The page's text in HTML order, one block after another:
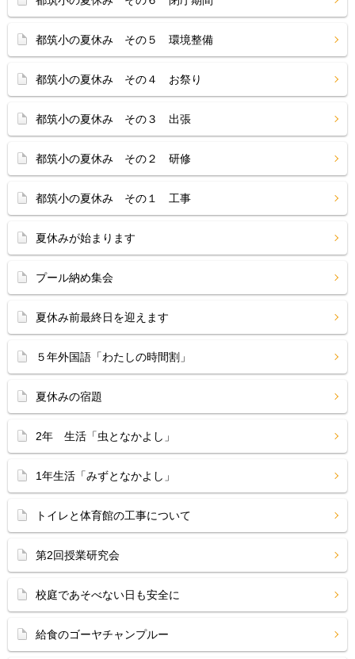
都筑小の夏休み その５ 環境整備
都筑小の夏休み その４ お祭り
都筑小の夏休み その３ 出張
都筑小の夏休み その２ 研修
都筑小の夏休み その１ 工事
夏休みが始まります
プール納め集会
夏休み前最終日を迎えます
５年外国語「わたしの時間割」
夏休みの宿題
2年 生活「虫となかよし」
1年生活「みずとなかよし」
トイレと体育館の工事について
第2回授業研究会
校庭であそべない日も安全に
給食のゴーヤチャンプルー